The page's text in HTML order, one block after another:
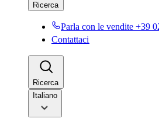
Ricerca​​
Parla con le vendite +39
Contattaci​​
Ricerca​​
Italiano